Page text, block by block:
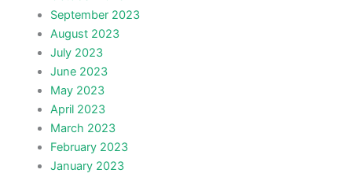
September 2023
August 2023
July 2023
June 2023
May 2023
April 2023
March 2023
February 2023
January 2023